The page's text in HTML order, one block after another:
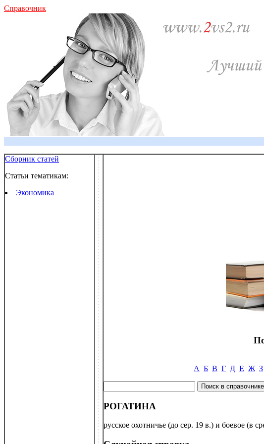
Справочник
Сборник статей
Статьи тематикам:
Экономика
А Б В Г Д Е Ж З
РОГАТИНА
русское охотничье (до сер. 19 в.) и боевое (в